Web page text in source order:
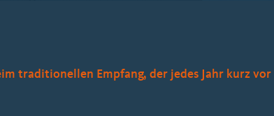
traditionellen Empfang, der jedes Jahr kurz vor